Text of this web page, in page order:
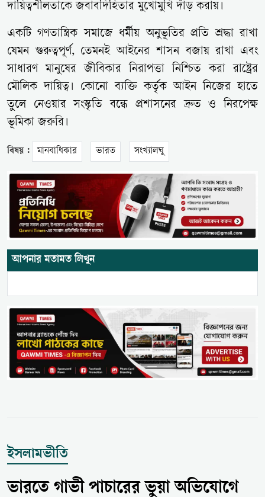
দায়িত্বশীলতাকে জবাবদিহিতার মুখোমুখি দাঁড় করায়।
একটি গণতান্ত্রিক সমাজে ধর্মীয় অনুভূতির প্রতি শ্রদ্ধা রাখা
যেমন গুরুত্বপূর্ণ, তেমনই আইনের শাসন বজায় রাখা এবং
সাধারণ মানুষের জীবিকার নিরাপত্তা নিশ্চিত করা রাষ্ট্রের
মৌলিক দায়িত্ব। কোনো ব্যক্তি কর্তৃক আইন নিজের হাতে
তুলে নেওয়ার সংস্কৃতি বন্ধে প্রশাসনের দ্রুত ও নিরপেক্ষ
ভূমিকা জরুরি।
বিষয় : মানবাধিকার ভারত সংখ্যালঘু
আপনার মতামত লিখুন
ইসলামভীতি
ভারতে গাভী পাচারের ভুয়া অভিযোগে